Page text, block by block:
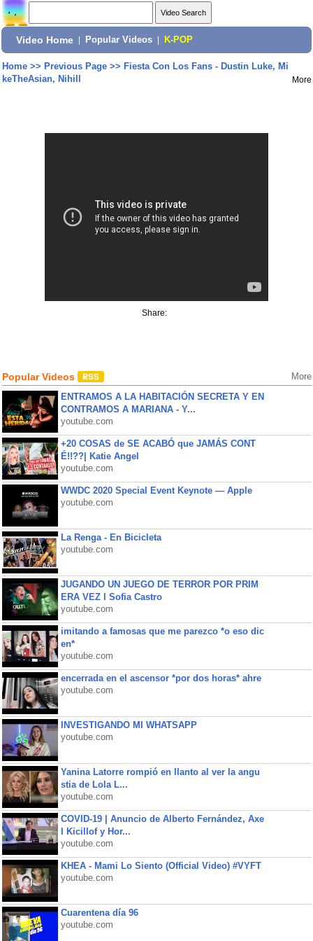
Video Home Popular Videos K-POP
Home>> Previous Page>> Fiesta Con Los Fans - Dustin Luke, Mi
keTheAsian, Nihill
More
Share:
Popular Videos More
ENTRAMOS A LA HABITACIÓN SECRETA Y EN
CONTRAMOS A MARIANA - Y...
youtube.com
+20 COSAS de SE ACABÓ que JAMÁS CONT
É!!??| Katie Angel
youtube.com
WWDC 2020 Special Event Keynote — Apple
youtube.com
La Renga - En Bicicleta
youtube.com
JUGANDO UN JUEGO DE TERROR POR PRIM
ERA VEZ l Sofia Castro
youtube.com
imitando a famosas que me parezco *o eso dic
en*
youtube.com
encerrada en el ascensor *por dos horas* ahre
youtube.com
INVESTIGANDO MI WHATSAPP
youtube.com
Yanina Latorre rompió en llanto al ver la angu
stia de Lola L...
youtube.com
COVID-19 | Anuncio de Alberto Fernández, Axe
l Kicillof y Hor...
youtube.com
KHEA - Mami Lo Siento (Official Video) #VYFT
youtube.com
Cuarentena día 96
youtube.com